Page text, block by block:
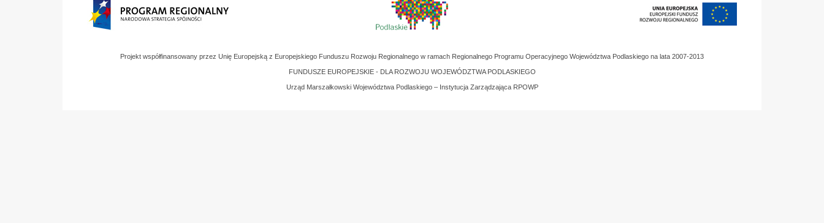
Projekt współfinansowany przez Unię Europejską z Europejskiego Funduszu Rozwoju Regionalnego w ramach Regionalnego Programu Operacyjnego Województwa Podlaskiego na lata 2007-2013
FUNDUSZE EUROPEJSKIE - DLA ROZWOJU WOJEWÓDZTWA PODLASKIEGO
Urząd Marszałkowski Województwa Podlaskiego – Instytucja Zarządzająca RPOWP